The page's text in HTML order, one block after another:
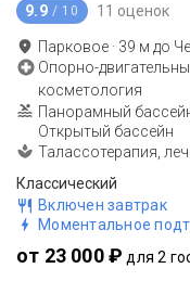
9.9 / 10 11 оценок
Парковое · 39 м до
Опорно-
косметология
Панорамный
Открытый бассейн
Талассотерапия,
Классический
Включен завтрак
Моментальное
от 23 000 ₽ для 2